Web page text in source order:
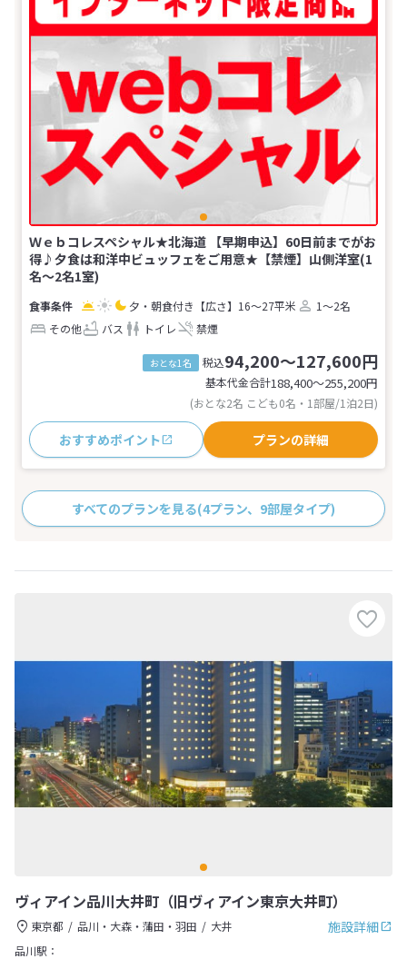
Ｗｅｂコレスペシャル★北海道 【早期申込】60日前までがお
得♪夕食は和洋中ビュッフェをご用意★【禁煙】山側洋室(1
名～2名1室)
夕・朝食付き 【広さ】16～27平米
1～2名
その他
バス トイレ 禁煙
おとな1名 税込94,200～127,600円
基本代金合計188,400〜255,200円
(おとな2名 こども0名・1部屋/1泊2日)
おすすめポイント プランの詳細
すべてのプランを見る(4プラン、9部屋タイプ)
ヴィアイン品川大井町（旧ヴィアイン東京大井町）
施設詳細
東京都 品川・大森・蒲田・羽田
大井
品川駅：